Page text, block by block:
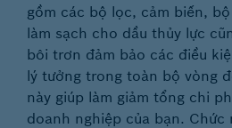
gồm các bộ lọc, cảm biến,
làm sạch cho dầu thủy lực
bôi trơn đảm bảo các điều
lý tưởng trong toàn bộ vòng
này giúp làm giảm tổng chi
doanh nghiệp của bạn. Chức